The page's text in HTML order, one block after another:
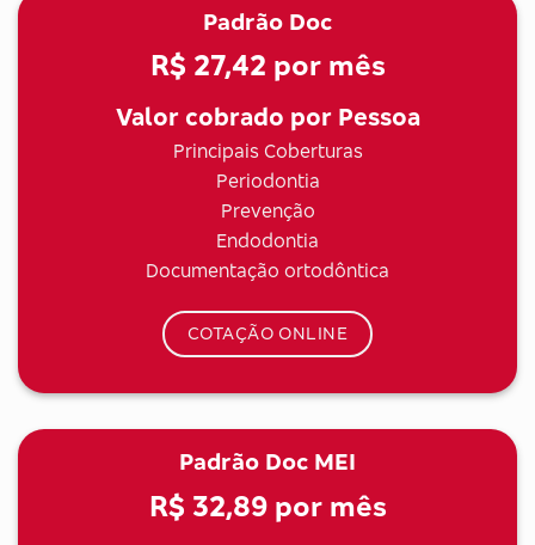
Padrão Doc
R$ 27,42 por mês
Valor cobrado por Pessoa
Principais Coberturas
Periodontia
Prevenção
Endodontia
Documentação ortodôntica
COTAÇÃO ONLINE
Padrão Doc MEI
R$ 32,89por mês